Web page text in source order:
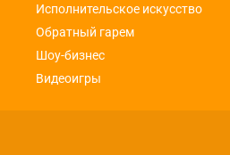
Исполнительское искусство
Обратный гарем
Шоу-бизнес
Видеоигры